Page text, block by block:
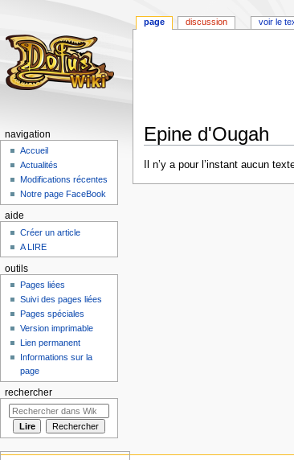
Epine d'Ougah
Aller
Aller
Il n’y a pour l’instant aucun
page discussion voir le
navigation
Accueil
Actualités
Modifications récentes
Notre page FaceBook
aide
Créer un article
A LIRE
outils
Pages liées
Suivi des pages liées
Pages spéciales
Version imprimable
Lien permanent
Informations sur la
page
rechercher